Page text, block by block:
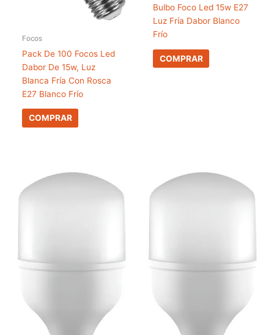
Focos
Pack De 100 Focos Led
Dabor De 15w, Luz
Blanca Fría Con Rosca
E27 Blanco Frío
COMPRAR
Bulbo Foco Led 15w E27
Luz Fría Dabor Blanco
Frío
COMPRAR